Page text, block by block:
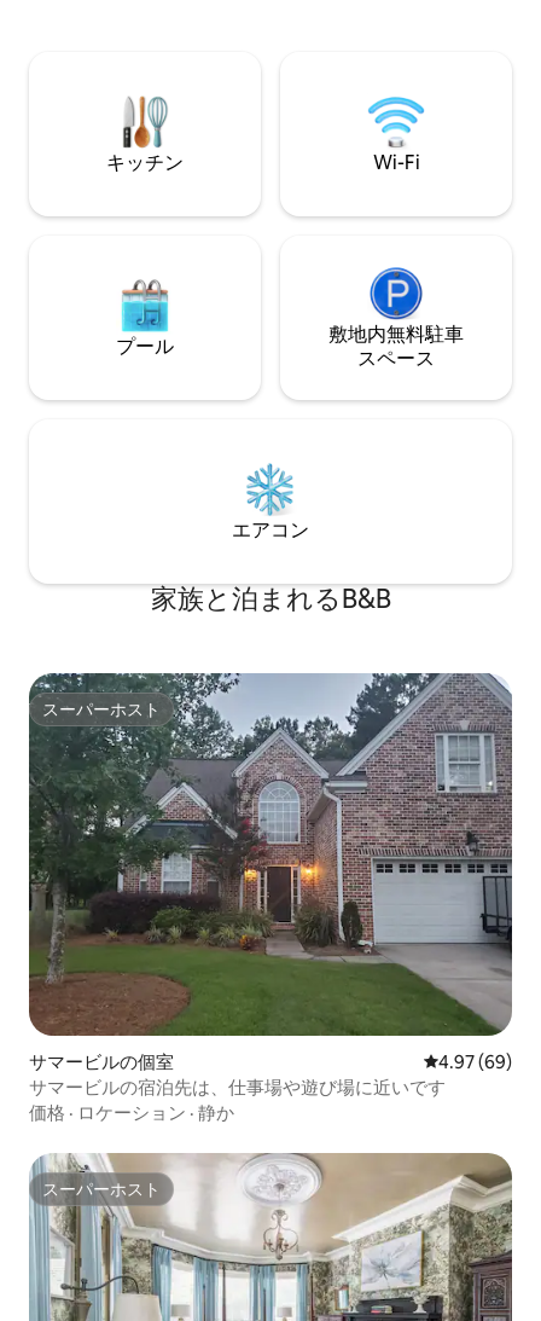
ドが1台、リビングルームの隣にはフルバ
スルームがあります。 2階には寝室が2部
屋あり、それぞれ専用バスルームがあ
り、1部屋にはキングベッド1台、もう1部
室と居間には新しい薄型テレビがありま
ンレス製家電と花崗岩のカウンタートッ
プがあります。 リネンはエジプト綿で、
タオルはフラシ天です！ ゲストコテージ
は非常に快適で清潔です！ 照明がついた
子、チャールストンベンチがあります。
利用できます。 敷地内に駐車場2台分あり
必要な場合は対応いたします。 宿泊施設
は、チャールストンのダウンタウン中心
グセンターであるキングストリートから
約300フィートのところにあります。 宿
マリオンスクエア、ガイヤードセンタ
ー、その他のアクティビティに簡単にア
クセスできます。 この場所は繁華街の中
心部にあり、お店やレストランへは徒歩
で行くことができます。 ダッシュは、チ
ャールストン市の歴史的な半島地域の無
料シャトルサービスです。 トロリーの停
留所の1つは1/2ブロック先にあります。
が発生する可能性
危険を生じさせる
明書番号OP2025
キッチン Wi-Fi
プール
敷地内無料駐⁠車
ス⁠ペ⁠ー⁠ス
エアコン
家族と泊まれるB&B
スーパーホスト
スーパーホスト
サマービルの個室 レビュー69
4.97 (69)
サマービルの宿泊先は、仕事場や遊び場に近いです
価格 · ロケーション · 静か
スーパーホスト
スーパーホスト